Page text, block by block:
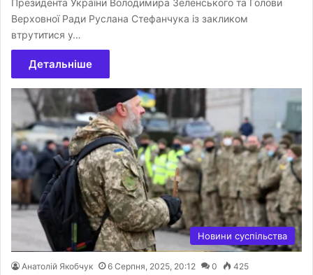
Верховної Ради Руслана Стефанчука із закликом
втрутитися у…
Детальніше
Новини суспільства
Анатолій Якобчук 6 Серпня, 2025, 20:12 0 425